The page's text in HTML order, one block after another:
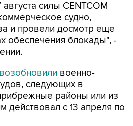
силы CENTCOM
судно,
и провели досмотр еще
обеспечения блокады", -
возобновили военно-
следующих в
районы или из
действовал с 13 апреля по